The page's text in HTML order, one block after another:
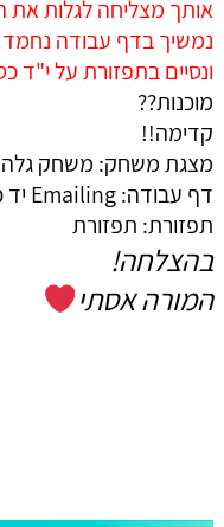
אותך מצליחה לגלות את
נמשיך בדף עבודה נחמד
ונסיים בתפזורת על י"ד
מוכנות??
קדימה!!
מצגת משחק: משחק
דף עבודה:Emailing יד כסלו
תפזורת: תפזורת
בהצלחה!
המורה אסתי